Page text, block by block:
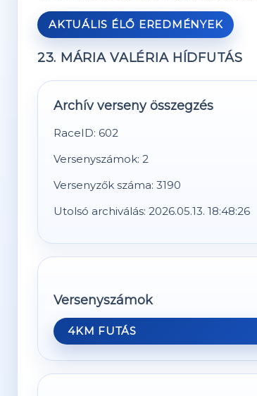
AKTUÁLIS ÉLŐ EREDMÉNYEK
23. MÁRIA VALÉRIA HÍDFUTÁS
Archív verseny összegzés
RaceID: 602
Versenyszámok: 2
Versenyzők száma: 3190
Utolsó archiválás: 2026.05.13. 18:48:26
Versenyszámok